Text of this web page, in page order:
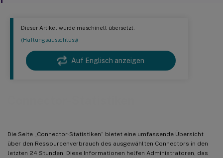
Dieser Artikel wurde maschinell übersetzt.
(Haftungsausschluss)
Auf Englisch anzeigen
Die Seite „Connector-Statistiken“ bietet eine umfassende Übersicht
über den Ressourcenverbrauch des ausgewählten Connectors in den
letzten 24 Stunden. Diese Informationen helfen Administratoren, das